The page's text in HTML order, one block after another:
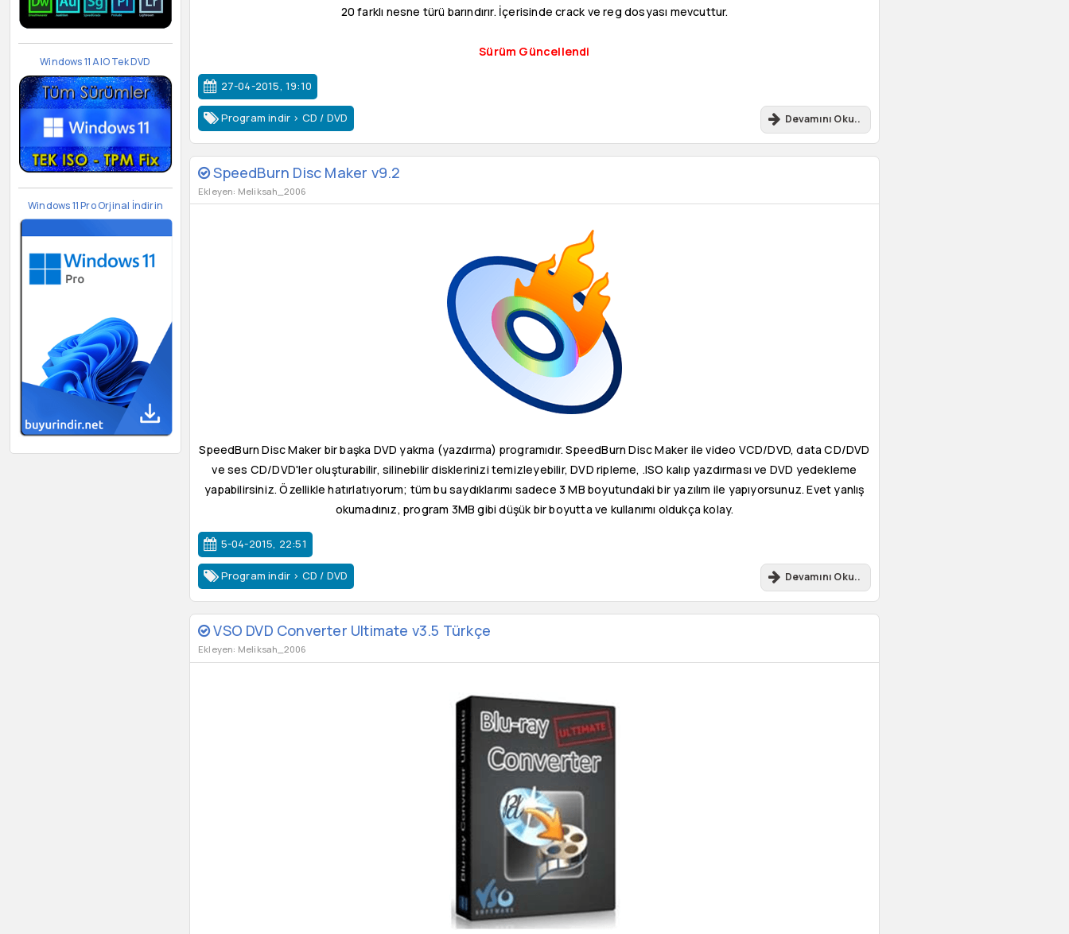
Windows 11 AIO Tek DVD
Windows 11 Pro Orjinal İndirin
20 farklı nesne türü barındırır. İçerisinde crack ve reg dosyası mevcuttur.
Sürüm Güncellendi
27-04-2015, 19:10
Program indir > CD / DVD Devamını Oku..
SpeedBurn Disc Maker v9.2
Ekleyen: Meliksah_2006
SpeedBurn Disc Maker bir başka DVD yakma (yazdırma) programıdır. SpeedBurn Disc Maker ile video VCD/DVD, data CD/DVD
ve ses CD/DVD'ler oluşturabilir, silinebilir disklerinizi temizleyebilir, DVD ripleme, .ISO kalıp yazdırması ve DVD yedekleme
yapabilirsiniz. Özellikle hatırlatıyorum; tüm bu saydıklarımı sadece 3 MB boyutundaki bir yazılım ile yapıyorsunuz. Evet yanlış
okumadınız, program 3MB gibi düşük bir boyutta ve kullanımı oldukça kolay.
5-04-2015, 22:51
Program indir > CD / DVD Devamını Oku..
VSO DVD Converter Ultimate v3.5 Türkçe
Ekleyen: Meliksah_2006